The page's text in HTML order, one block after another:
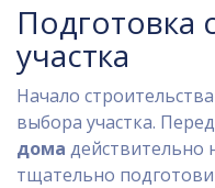
Подготовка
участка
Начало
выбора участка.
дома действительно
тщательно